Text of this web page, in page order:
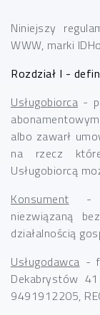
Niniejszy
WWW, marki
Rozdział I -
Usługobiorca -
albo zawarł
na rzecz
Usługobiorcą
Konsument -
niezwiązaną
działalnością
Usługodawca -
Dekabrystów
9491912205,